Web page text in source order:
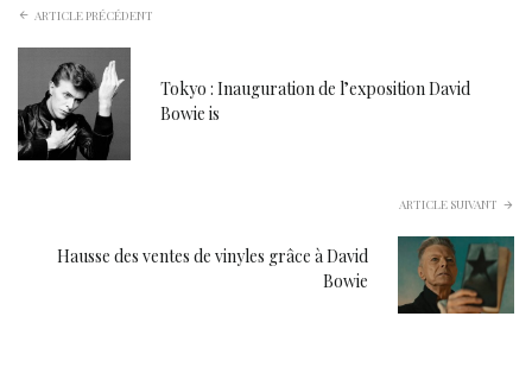
ARTICLE PRÉCÉDENT
Tokyo : Inauguration de l’exposition David
Bowie is
ARTICLE SUIVANT
Hausse des ventes de vinyles grâce à David
Bowie